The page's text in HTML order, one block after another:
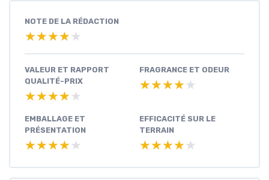
NOTE DE LA RÉDACTION
★★★★★
★★★★★
VALEUR ET RAPPORT
QUALITÉ-PRIX
★★★★★
★★★★★
FRAGRANCE ET ODEUR
★★★★★
★★★★★
EMBALLAGE ET
PRÉSENTATION
★★★★★
★★★★★
EFFICACITÉ SUR LE
TERRAIN
★★★★★
★★★★★